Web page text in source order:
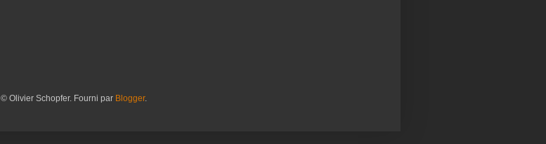
© Olivier Schopfer. Fourni par Blogger.